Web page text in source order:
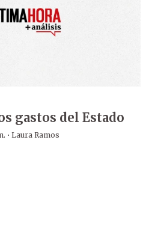
gastos del Estado
· Laura Ramos